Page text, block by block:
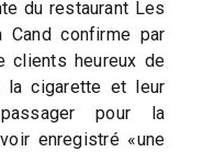
du restaurant Les
Cand confirme par
clients heureux de
la cigarette et leur
pour la
enregistré «une